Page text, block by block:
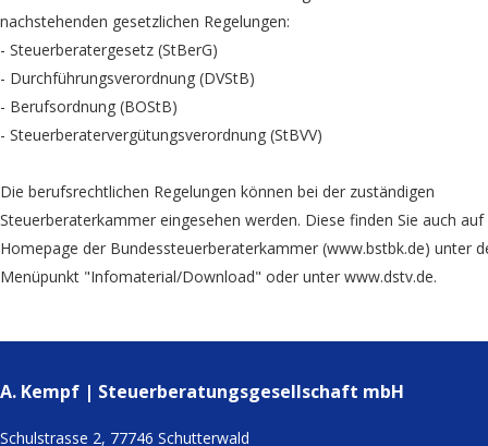
nachstehenden gesetzlichen Regelungen:
- Steuerberatergesetz (StBerG)
- Durchführungsverordnung (DVStB)
- Berufsordnung (BOStB)
- Steuerberatervergütungsverordnung (StBVV)
Die berufsrechtlichen Regelungen können bei der zuständigen
Steuerberaterkammer eingesehen werden. Diese finden Sie auch auf
Homepage der Bundessteuerberaterkammer (www.bstbk.de) unter
Menüpunkt "Infomaterial/Download" oder unter www.dstv.de.
A. Kempf | Steuerberatungsgesellschaft mbH
Schulstrasse 2, 77746 Schutterwald